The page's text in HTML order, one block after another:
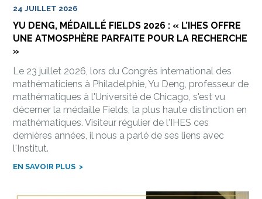
24 JUILLET 2026
YU DENG, MÉDAILLÉ FIELDS 2026 : « L’IHES OFFRE
UNE ATMOSPHÈRE PARFAITE POUR LA RECHERCHE
»
Le 23 juillet 2026, lors du Congrès international des
mathématiciens à Philadelphie, Yu Deng, professeur de
mathématiques à l'Université de Chicago, s'est vu
décerner la médaille Fields, la plus haute distinction en
mathématiques. Visiteur régulier de l'IHES ces
dernières années, il nous a parlé de ses liens avec
l'Institut.
EN SAVOIR PLUS